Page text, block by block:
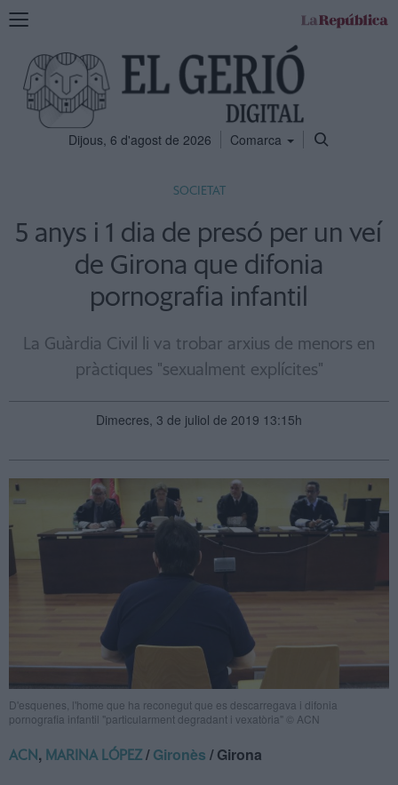
Mostra
navegació
Dijous, 6 d'agost de 2026 Comarca
SOCIETAT
5 anys i 1 dia de presó per un veí
de Girona que difonia
pornografia infantil
La Guàrdia Civil li va trobar arxius de menors en
pràctiques "sexualment explícites"
Dimecres, 3 de juliol de 2019 13:15h
D'esquenes, l'home que ha reconegut que es descarregava i difonia
pornografia infantil "particularment degradant i vexatòria" © ACN
ACN, MARINA LÓPEZ /Gironès / Girona